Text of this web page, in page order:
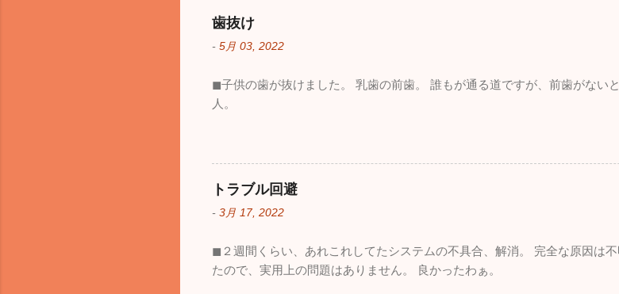
歯抜け
- 5月 03, 2022
◼︎子供の歯が抜けました。 乳歯の前歯。 誰もが通る道ですが、前歯がない
人。
トラブル回避
- 3月 17, 2022
◼︎２週間くらい、あれこれしてたシステムの不具合、解消。 完全な原因は
たので、実用上の問題はありません。 良かったわぁ。